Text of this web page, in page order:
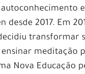
desde 2017. Em
transformar
meditação
Nova Educação